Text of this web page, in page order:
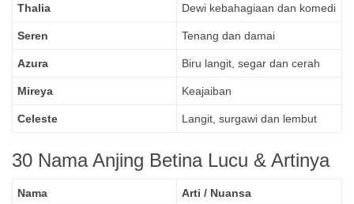
Thalia Dewi kebahagiaan dan komedi
Seren Tenang dan damai
Azura Biru langit, segar dan cerah
Mireya Keajaiban
Celeste Langit, surgawi dan lembut
30 Nama Anjing Betina Lucu & Artinya
Nama Arti / Nuansa